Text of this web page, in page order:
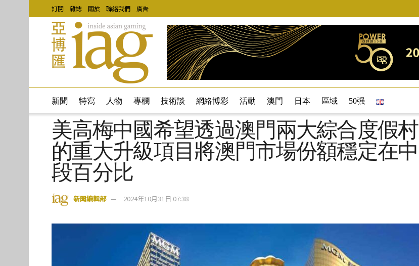
訂閱 雜誌 關於 聯絡我們 廣告
新聞 特寫 人物 專欄 技術談 網絡博彩 活動 澳門 日本 區域 50强
美高梅中國希望透過澳門兩大綜合度假村
的重大升級項目將澳門市場份額穩定在中
段百分比
新聞編輯部 2024年10月31日 07:38